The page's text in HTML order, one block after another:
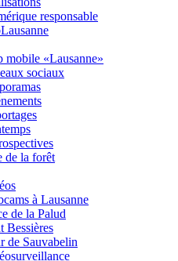
responsable
mobile «Lausanne»
sociaux
de la forêt
à Lausanne
de la Palud
Bessières
de Sauvabelin